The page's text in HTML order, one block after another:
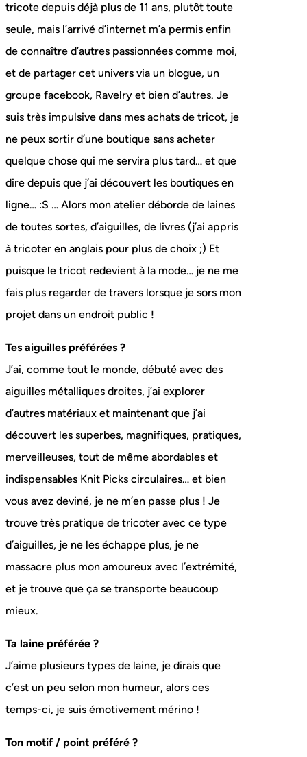
tricote depuis déjà plus de 11 ans, plutôt toute
seule, mais l’arrivé d’internet m’a permis enfin
de connaître d’autres passionnées comme moi,
et de partager cet univers via un blogue, un
groupe facebook, Ravelry et bien d’autres. Je
suis très impulsive dans mes achats de tricot, je
ne peux sortir d’une boutique sans acheter
quelque chose qui me servira plus tard… et que
dire depuis que j’ai découvert les boutiques en
ligne… :S … Alors mon atelier déborde de laines
de toutes sortes, d’aiguilles, de livres (j’ai appris
à tricoter en anglais pour plus de choix ;) Et
puisque le tricot redevient à la mode… je ne me
fais plus regarder de travers lorsque je sors mon
projet dans un endroit public !
Tes aiguilles préférées ?
J’ai, comme tout le monde, débuté avec des
aiguilles métalliques droites, j’ai explorer
d’autres matériaux et maintenant que j’ai
découvert les superbes, magnifiques, pratiques,
merveilleuses, tout de même abordables et
indispensables Knit Picks circulaires… et bien
vous avez deviné, je ne m’en passe plus ! Je
trouve très pratique de tricoter avec ce type
d’aiguilles, je ne les échappe plus, je ne
massacre plus mon amoureux avec l’extrémité,
et je trouve que ça se transporte beaucoup
mieux.
Ta laine préférée ?
J’aime plusieurs types de laine, je dirais que
c’est un peu selon mon humeur, alors ces
temps-ci, je suis émotivement mérino !
Ton motif / point préféré ?